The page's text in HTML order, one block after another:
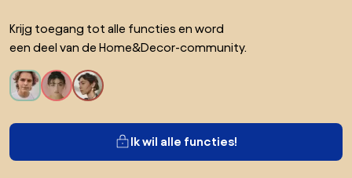
Krijg toegang tot alle functies en word
een deel van de Home&Decor-community.
Ik wil alle functies!